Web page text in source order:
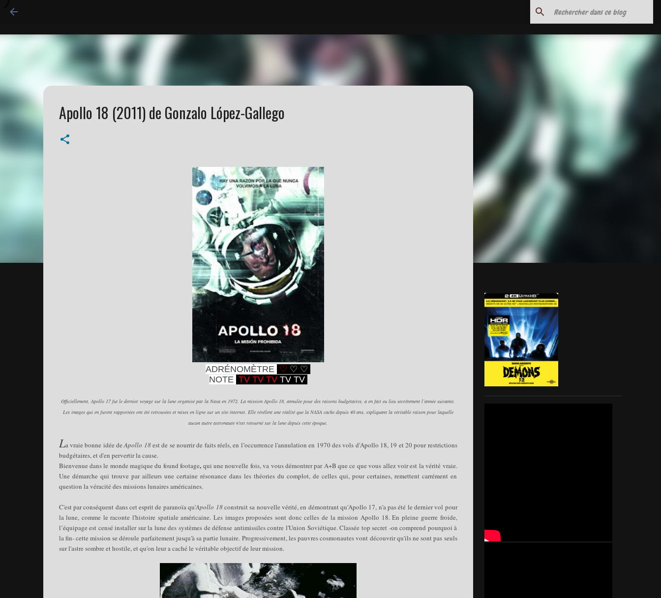
Apollo 18 (2011) de Gonzalo López-Gallego
ADRÉNOMÈTRE ♡ ♡ ♡
NOTE TV TV TV TV TV
Officiellement, Apollo 17 fut le dernier voyage sur la lune organisé par la Nasa en 1972. La mission Apollo 18, annulée pour des raisons budgétaires, a en fait eu lieu secrètement l’année suivante.
Les images qui en furent rapportées ont été retrouvées et mises en ligne sur un site internet. Elle révèlent une réalité que la NASA cache depuis 40 ans, expliquant la véritable raison pour laquelle
aucun autre astronaute n'est retourné sur la lune depuis cette époque.
La vraie bonne idée deApollo 18est de se nourrir de faits réels, en l’occurrence l'annulation en 1970 des vols d'Apollo 18, 19 et 20 pour restrictions
budgétaires, et d'en pervertir la cause.
Bienvenue dans le monde magique du found footage, qui une nouvelle fois, va vous démontrer par A+B que ce que vous allez voir est la vérité vraie.
Une démarche qui trouve par ailleurs une certaine résonance dans les théories du complot, de celles qui, pour certaines, remettent carrément en
question la véracité des missions lunaires américaines.
C'est par conséquent dans cet esprit de paranoïa qu'Apollo 18construit sa nouvelle vérité, en démontrant qu'Apollo 17, n'a pas été le dernier vol pour
la lune, comme le raconte l'histoire spatiale américaine. Les images proposées sont donc celles de la mission Apollo 18. En pleine guerre froide,
l’équipage est censé installer sur la lune des systèmes de défense antimissiles contre l'Union Soviétique. Classée top secret -on comprend pourquoi à
la fin- cette mission se déroule parfaitement jusqu'à sa partie lunaire. Progressivement, les pauvres cosmonautes vont découvrir qu'ils ne sont pas seuls
sur l'astre sombre et hostile, et qu'on leur a caché le véritable objectif de leur mission.